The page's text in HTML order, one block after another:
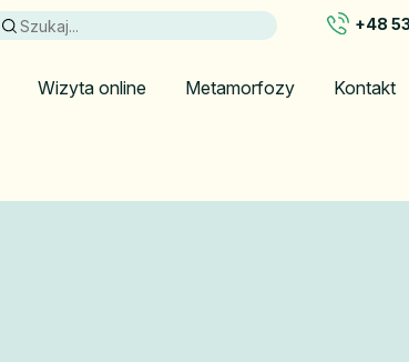
+48
Wizyta online Metamorfozy Kontakt